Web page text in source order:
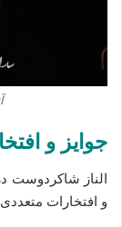
جوایز و
الناز شاکردوست
و افتخارات